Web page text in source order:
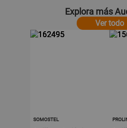
Explora más
Ver todo
SOMOSTEL